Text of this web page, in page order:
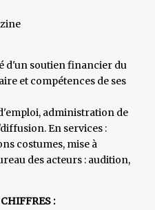
d'un soutien financier du
et compétences de ses
administration de
En services :
costumes, mise à
des acteurs : audition,
: